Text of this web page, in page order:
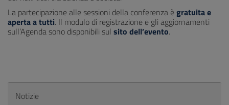
La partecipazione alle sessioni della conferenza ègratuita e
aperta a tutti. Il modulo di registrazione e gli aggiornamenti
sull’Agenda sono disponibili sul sito dell’evento.
Notizie